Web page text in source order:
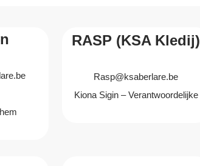
RASP (KSA Kledij)
Rasp@ksaberlare.be
Kiona Sigin – Verantwoordelijke